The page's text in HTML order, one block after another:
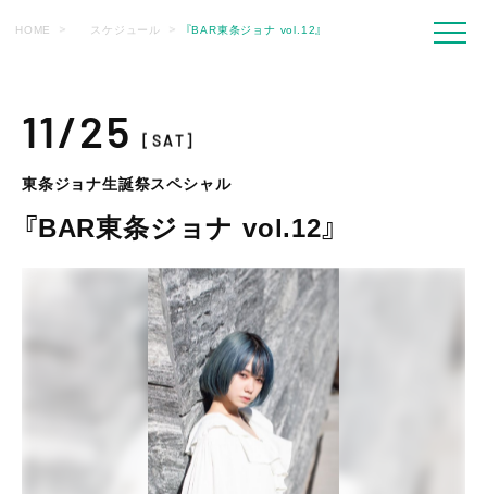
HOME スケジュール 『BAR東条ジョナ vol.12』
11/25[SAT]
東条ジョナ生誕祭スペシャル
『BAR東条ジョナ vol.12』